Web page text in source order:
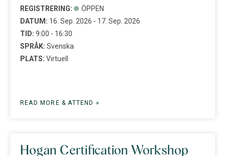
REGISTRERING:
ÖPPEN
DATUM: 16. Sep. 2026 - 17. Sep. 2026
TID: 9:00 - 16:30
SPRÅK: Svenska
PLATS: Virtuell
READ MORE & ATTEND »
Hogan Certification Workshop